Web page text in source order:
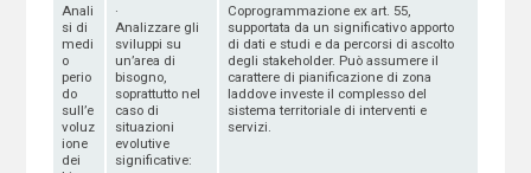
Anali
si di
medi
o
perio
do
sull’e
voluz
ione
dei
·
Analizzare gli
sviluppi su
un’area di
bisogno,
soprattutto nel
caso di
situazioni
evolutive
significative:
Coprogrammazione ex art. 55,
supportata da un significativo apporto
di dati e studi e da percorsi di ascolto
degli stakeholder. Può assumere il
carattere di pianificazione di zona
laddove investe il complesso del
sistema territoriale di interventi e
servizi.